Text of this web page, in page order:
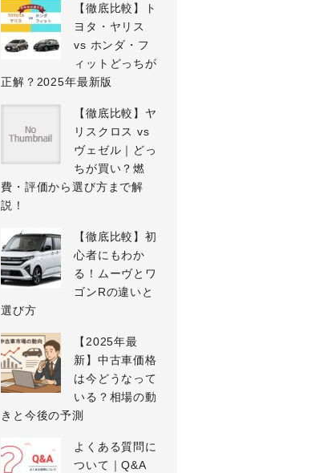
【徹底比較】ト
ヨタ・ヤリス
vs ホンダ・フ
ィットどっちが
正解？2025年最新版
【徹底比較】ヤ
リスクロス vs
ヴェゼル｜どっ
ちが買い？燃
費・評価から選び方まで解
説！
【徹底比較】初
心者にもわか
る！ムーヴとワ
ゴンRの違いと
選び方
【2025年最
新】中古車価格
は今どうなって
いる？相場の動
きと今後の予測
よくある質問に
ついて｜Q&A